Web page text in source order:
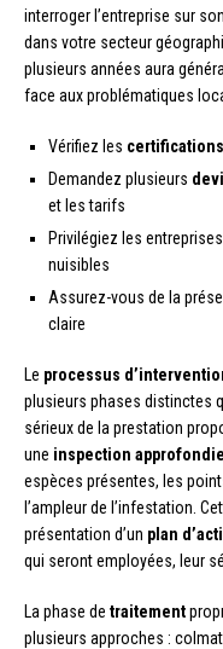
interroger l’entreprise sur
dans votre secteur
plusieurs années aura
face aux problématiques
Vérifiez les
Demandez plusieurs
et les tarifs
Privilégiez les
nuisibles
Assurez-vous de la
claire
Le processus
plusieurs phases distinctes
sérieux de la prestation
une inspection approfondie
espèces présentes, les
l’ampleur de l’infestation.
présentation d’un plan
qui seront employées, leur
La phase de traitement
plusieurs approches :